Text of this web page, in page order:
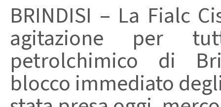
BRINDISI – La Fialc
agitazione per
petrolchimico di
blocco immediato